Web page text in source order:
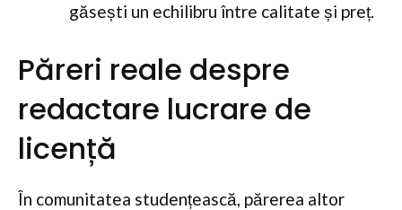
găsești un echilibru între calitate și preț.
Păreri reale despre
redactare lucrare de
licență
În comunitatea studențească, părerea altor